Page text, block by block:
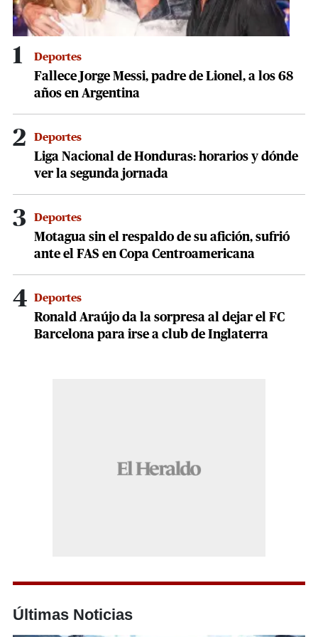
1 Deportes
Fallece Jorge Messi, padre de Lionel, a los 68
años en Argentina
2 Deportes
Liga Nacional de Honduras: horarios y dónde
ver la segunda jornada
3 Deportes
Motagua sin el respaldo de su afición, sufrió
ante el FAS en Copa Centroamericana
4 Deportes
Ronald Araújo da la sorpresa al dejar el FC
Barcelona para irse a club de Inglaterra
Últimas Noticias